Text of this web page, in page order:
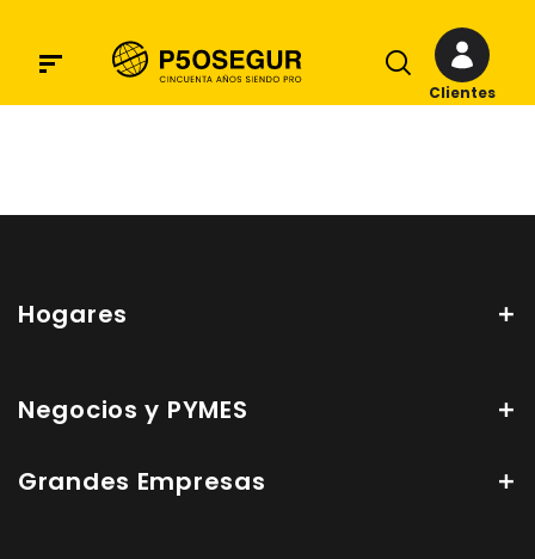
Clientes
Hogares
Negocios y PYMES
Grandes Empresas